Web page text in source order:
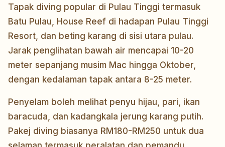
Tapak diving popular di Pulau Tinggi termasuk
Batu Pulau, House Reef di hadapan Pulau Tinggi
Resort, dan beting karang di sisi utara pulau.
Jarak penglihatan bawah air mencapai 10-20
meter sepanjang musim Mac hingga Oktober,
dengan kedalaman tapak antara 8-25 meter.
Penyelam boleh melihat penyu hijau, pari, ikan
baracuda, dan kadangkala jerung karang putih.
Pakej diving biasanya RM180-RM250 untuk dua